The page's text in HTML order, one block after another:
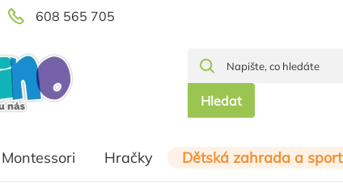
608 565 705
Hledat
Montessori Hračky Dětská zahrada a sport